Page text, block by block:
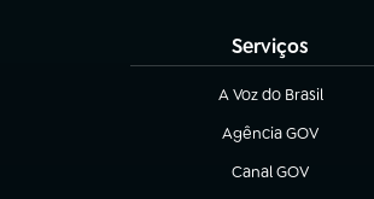
Serviços
A Voz do Brasil
(abre em nova aba)
Agência GOV
(abre em nova aba)
Canal GOV
(abre em nova aba)